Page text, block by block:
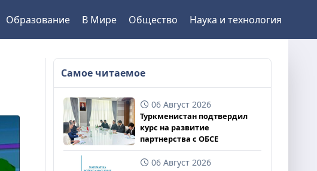
Образование В Мире Общество Наука и технология
Самое читаемое
06 Август 2026
Туркменистан подтвердил
курс на развитие
партнерства с ОБСЕ
06 Август 2026